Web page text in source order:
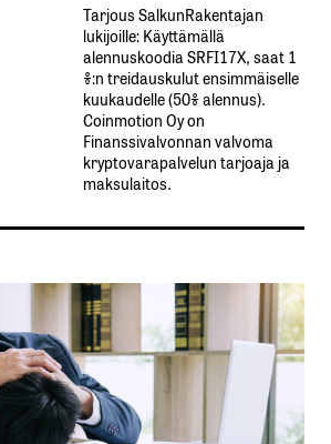
Tarjous SalkunRakentajan
lukijoille: Käyttämällä​ ​
alennuskoodia​ ​SRFI17X,​ ​saat​ ​1
%:n treidauskulut​ ​ensimmäiselle​ ​
kuukaudelle​ ​(50%​ ​alennus).
Coinmotion Oy on
Finanssivalvonnan valvoma
kryptovarapalvelun tarjoaja ja
maksulaitos.